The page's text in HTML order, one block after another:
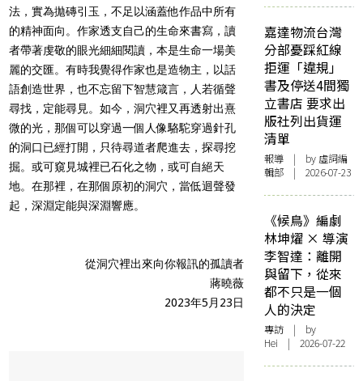
法，實為拋磚引玉，不足以涵蓋他作品中所有
的精神面向。作家透支自己的生命來書寫，讀
者帶著虔敬的眼光細細閱讀，本是生命一場美
麗的交匯。有時我覺得作家也是造物主，以話
語創造世界，也不忘留下智慧箴言，人若循聲
尋找，定能尋見。如今，洞穴裡又再透射出熹
微的光，那個可以穿過一個人像駱駝穿過針孔
的洞口已經打開，只待尋道者爬進去，探尋挖
掘。或可窺見城裡已石化之物，或可自絕天
地。在那裡，在那個原初的洞穴，當低迴聲發
起，深淵定能與深淵響應。
從洞穴裡出來向你報訊的孤讀者
蔣曉薇
2023年5月23日
嘉達物流台灣
分部憂踩紅線
拒運「違規」
書及停送4間獨
立書店 要求出
版社列出貨運
清單
報導 | by 虛詞編
輯部 | 2026-07-23
《候鳥》編劇
林坤燿 × 導演
李智達：離開
與留下，從來
都不只是一個
人的決定
專訪 | by
Hei | 2026-07-22